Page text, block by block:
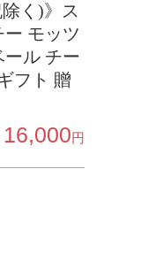
く)》ス
ー モッツ
ル チー
フト 贈
16,000円